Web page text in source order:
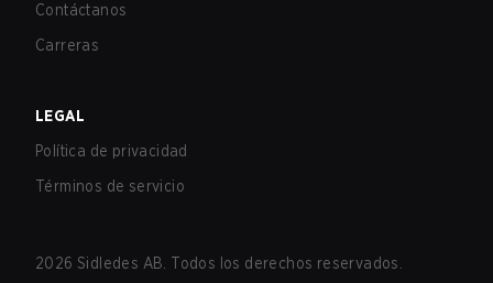
Contáctanos
Carreras
LEGAL
Política de privacidad
Términos de servicio
2026 Sidledes AB. Todos los derechos reservados.